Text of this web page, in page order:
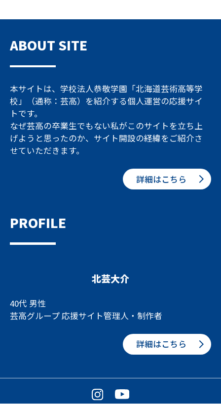
ABOUT SITE
本サイトは、学校法人恭敬学園「北海道芸術高等学
校」（通称：芸高）を紹介する個人運営の応援サイ
トです。
なぜ芸高の卒業生でもない私がこのサイトを立ち上
げようと思ったのか、サイト開設の経緯をご紹介さ
せていただきます。
詳細はこちら
PROFILE
北芸大介
40代 男性
芸高グループ 応援サイト管理人・制作者
詳細はこちら